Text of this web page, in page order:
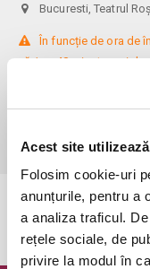
Acest site
Folosim cookie-uri
anunțurile, pentru a
a analiza traficul.
rețele sociale, de
privire la modul în
Bucuresti, Teatrul
În funcție de ora de
oră / cu 40 minute mai
înainte de spectacol.
Informații suplimentare,